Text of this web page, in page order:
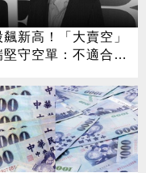
飆新高！「大賣空」
堅守空單：不適合所